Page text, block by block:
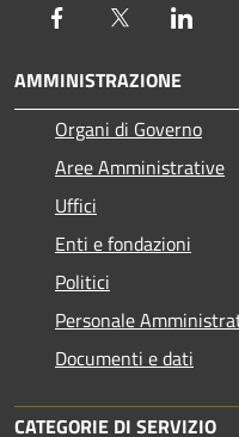
Facebook Twitter
AMMINISTRAZIONE
Organi di Governo
Aree Amministrative
Uffici
Enti e fondazioni
Politici
Personale
Documenti e dati
CATEGORIE DI SERVIZIO